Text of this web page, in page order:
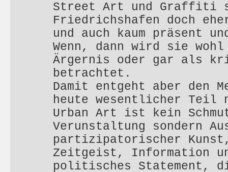
Street Art und Graffiti
Friedrichshafen doch
und auch kaum präsent
Wenn, dann wird sie
Ärgernis oder gar als
betrachtet.
Damit entgeht aber den
heute wesentlicher Teil
Urban Art ist kein
Verunstaltung sondern
partizipatorischer
Zeitgeist, Information
politisches Statement,